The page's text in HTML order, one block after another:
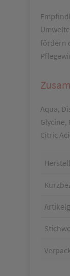
fördern
Aqua,
Glycine,
Citric